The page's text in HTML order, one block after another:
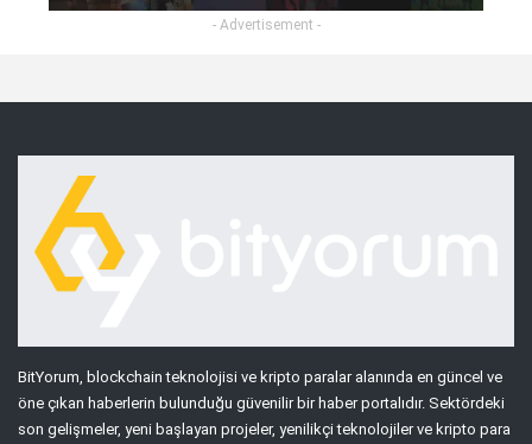
- Advertisement -
BitYorum, blockchain teknolojisi ve kripto paralar alanında en güncel ve
öne çıkan haberlerin bulunduğu güvenilir bir haber portalıdır. Sektördeki
son gelişmeler, yeni başlayan projeler, yenilikçi teknolojiler ve kripto para